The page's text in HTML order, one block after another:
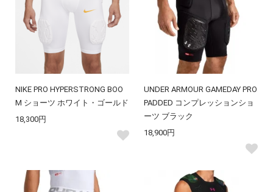
NIKE PRO HYPERSTRONG BOO
M ショーツ ホワイト・ゴールド
18,300円
UNDER ARMOUR GAMEDAY PRO
PADDED コンプレッションショ
ーツ ブラック
18,900円